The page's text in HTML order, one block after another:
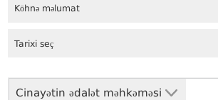
Cinayətin ədalət məhkəməsi
Köhnə məlumat